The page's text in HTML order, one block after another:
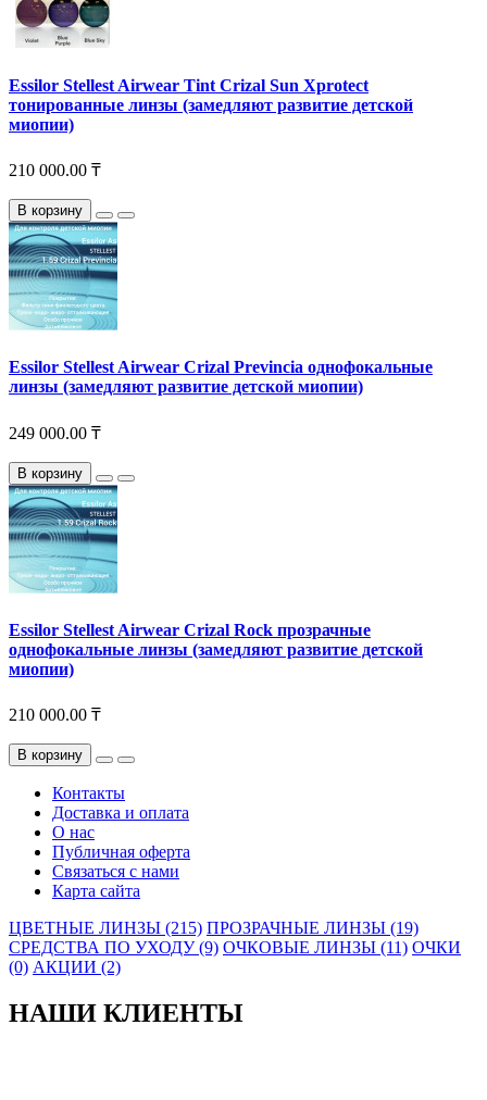
Essilor Stellest Airwear Tint Crizal Sun Xprotect
тонированные линзы (замедляют развитие детской
миопии)
210 000.00 ₸
В корзину
Essilor Stellest Airwear Crizal Previncia однофокальные
линзы (замедляют развитие детской миопии)
249 000.00 ₸
В корзину
Essilor Stellest Airwear Crizal Rock прозрачные
однофокальные линзы (замедляют развитие детской
миопии)
210 000.00 ₸
В корзину
Контакты
Доставка и оплата
О нас
Публичная оферта
Связаться с нами
Карта сайта
ЦВЕТНЫЕ ЛИНЗЫ (215) ПРОЗРАЧНЫЕ ЛИНЗЫ (19)
СРЕДСТВА ПО УХОДУ (9) ОЧКОВЫЕ ЛИНЗЫ (11) ОЧКИ
(0) АКЦИИ (2)
НАШИ КЛИЕНТЫ